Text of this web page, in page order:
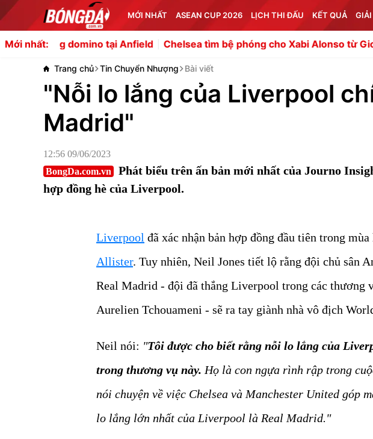
MỚI NHẤT ASEAN CUP 2026 LỊCH THI ĐẤU KẾT QUẢ
Mới nhất:
domino tại Anfield Chelsea tìm bệ phóng cho Xabi Alonso từ Giorgio Scalvini
Trang chủ Tin Chuyển Nhượng Bài viết
"Nỗi lo lắng của Liverpool
Madrid"
12:56 09/06/2023
BongDa.com.vn
Phát biểu trên ấn bản mới nhất của Journo
hợp đồng hè của Liverpool.
Liverpool đã xác nhận bản hợp đồng đầu tiên trong mùa
Allister. Tuy nhiên, Neil Jones tiết lộ rằng đội chủ sân
Real Madrid - đội đã thắng Liverpool trong các thương
Aurelien Tchouameni - sẽ ra tay giành nhà vô địch
Neil nói: "Tôi được cho biết rằng nỗi lo lắng của
trong thương vụ này. Họ là con ngựa rình rập trong
nói chuyện về việc Chelsea và Manchester United góp
lo lắng lớn nhất của Liverpool là Real Madrid."